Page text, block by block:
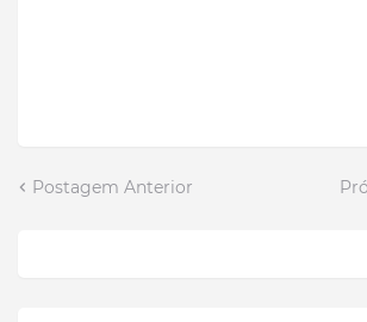
Postagem Anterior